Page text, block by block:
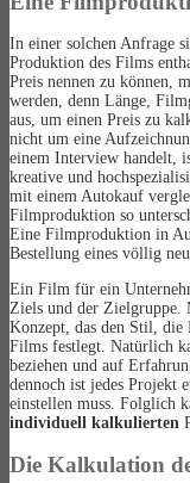
In einer solchen Anfrage
Produktion des Films
Preis nennen zu können,
werden, denn Länge,
aus, um einen Preis zu
nicht um eine
einem Interview handelt,
kreative und
mit einem Autokauf
Filmproduktion so
Eine Filmproduktion in
Bestellung eines völlig
Ein Film für ein
Ziels und der Zielgruppe.
Konzept, das den Stil, die
Films festlegt. Natürlich
beziehen und auf
dennoch ist jedes Projekt
einstellen muss. Folglich
individuell kalkulierten
Die Kalkulation